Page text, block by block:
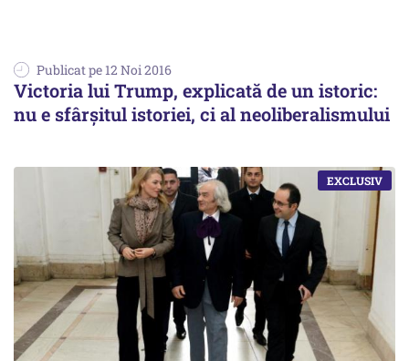
Publicat pe 12 Noi 2016
Victoria lui Trump, explicată de un istoric:
nu e sfârșitul istoriei, ci al neoliberalismului